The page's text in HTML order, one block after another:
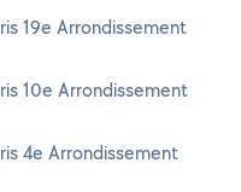
19e Arrondissement
10e Arrondissement
4e Arrondissement